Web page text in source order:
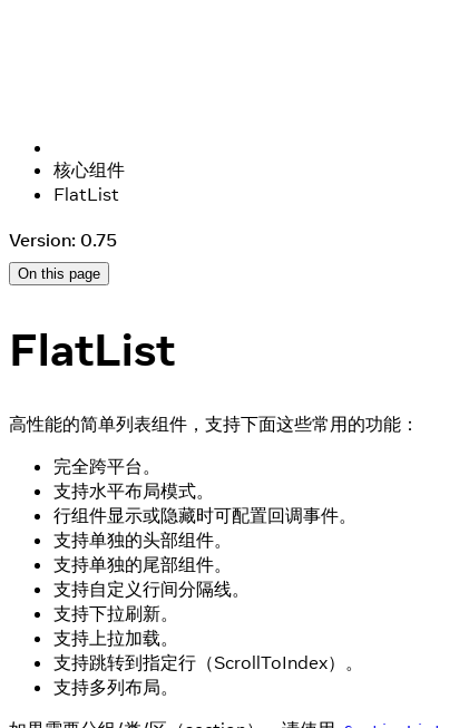
核心组件
FlatList
Version: 0.75
On this page
FlatList
高性能的简单列表组件，支持下面这些常用的功能：
完全跨平台。
支持水平布局模式。
行组件显示或隐藏时可配置回调事件。
支持单独的头部组件。
支持单独的尾部组件。
支持自定义行间分隔线。
支持下拉刷新。
支持上拉加载。
支持跳转到指定行（ScrollToIndex）。
支持多列布局。